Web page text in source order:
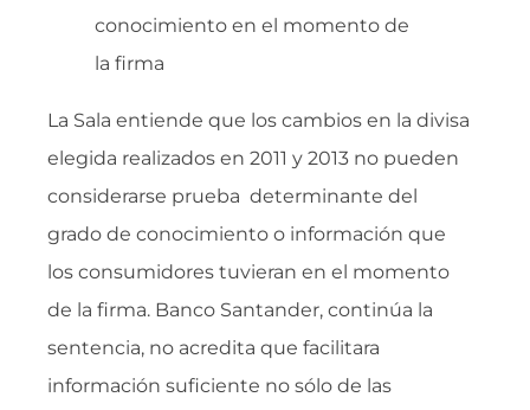
conocimiento en el momento de
la firma
La Sala entiende que los cambios en la divisa
elegida realizados en 2011 y 2013 no pueden
considerarse prueba determinante del
grado de conocimiento o información que
los consumidores tuvieran en el momento
de la firma. Banco Santander, continúa la
sentencia, no acredita que facilitara
información suficiente no sólo de las